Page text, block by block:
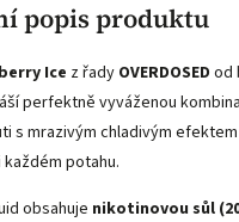
popis produktu
Ice z řady OVERDOSED od
perfektně vyváženou
s mrazivým chladivým
potahu.
obsahuje nikotinovou sůl